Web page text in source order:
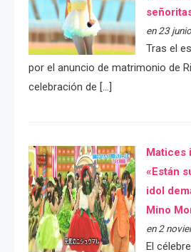
en 23
Tras el
por el anuncio de matrimonio de
celebración de […]
Matices
«Están
idol
Mino
en 2
El